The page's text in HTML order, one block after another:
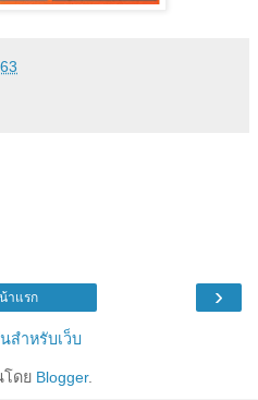
›
าแรก
สำหรับเว็บ
โดย Blogger.